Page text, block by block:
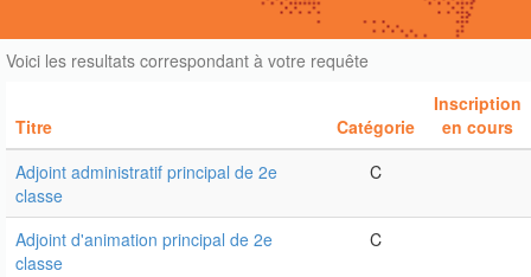
Voici les resultats correspondant à votre requête
Titre Catégorie
Inscription
en cours
Adjoint administratif principal de 2e
classe
C
Adjoint d'animation principal de 2e
classe
C
Titre Catégorie